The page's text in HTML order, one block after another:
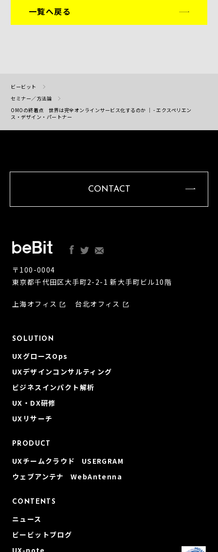
一覧へ戻る
ビービット
セミナー／方法論
OMOの終着点 世界は完全オンラインサービス化するのか ｜ - エクスペリエン
ス・デザイン・パートナー
CONTACT
〒100-0004
東京都千代田区大手町2-2-1 新大手町ビル10階
上海オフィス 台北オフィス
SOLUTION
UXグロースOps
UXデザインコンサルティング
ビジネスインパクト解析
UX・DX研修
UXリサーチ
PRODUCT
UXチームクラウド USERGRAM
ウェブアンテナ WebAntenna
CONTENTS
ニュース
ビービットブログ